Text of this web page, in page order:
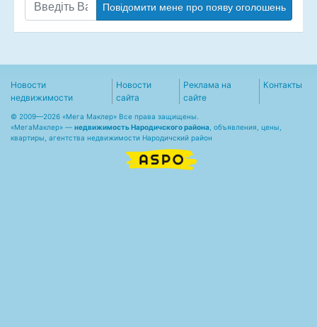
Повідомити мене про появу оголошень
Новости
недвижимости
Новости
сайта
Реклама на
сайте
Контакты
© 2009—2026 «Мега Маклер» Все права защищены.
«МегаМаклер» — недвижимость Народичского района , объявления, цены,
квартиры, агентства недвижимости Народичский район